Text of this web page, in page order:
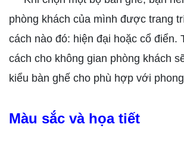
phòng khách của mình được trang
cách nào đó: hiện đại hoặc cổ điển.
cách cho không gian phòng khách
kiểu bàn ghế cho phù hợp với
Màu sắc và họa tiết